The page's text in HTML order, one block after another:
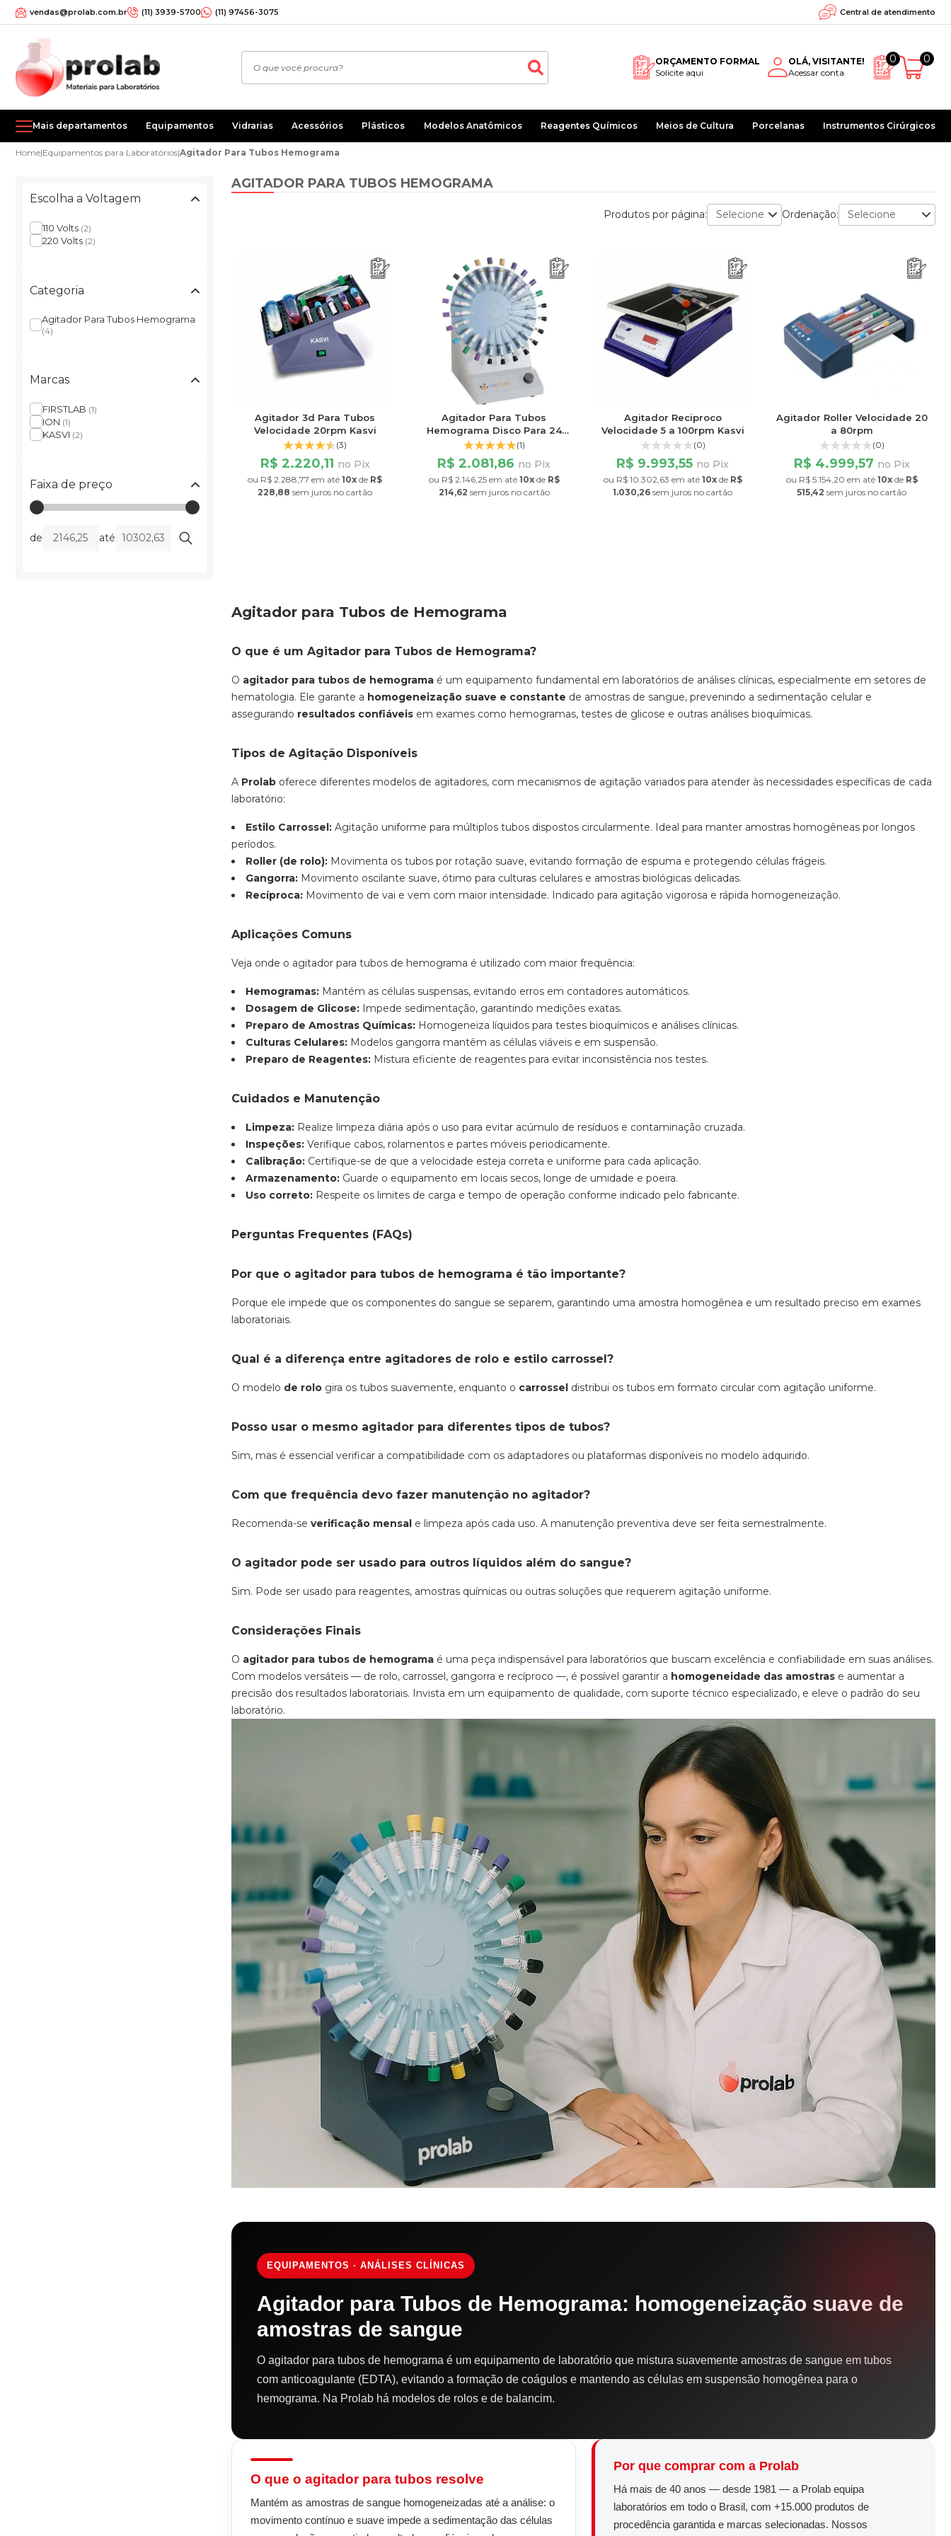
vendas@prolab.com.br (11) 3939-5700 (11) 97456-3075 Central de atendimento
ORÇAMENTO FORMAL
Solicite aqui
OLÁ, VISITANTE!
Acessar conta
0 0
Mais departamentos Equipamentos Vidrarias Acessórios Plásticos Modelos Anatômicos Reagentes Químicos Meios de Cultura Porcelanas Instrumentos Cirúrgicos
Home|Equipamentos para Laboratórios|Agitador Para Tubos Hemograma
Escolha a Voltagem
110 Volts (2)
220 Volts (2)
Categoria
Agitador Para Tubos Hemograma
(4)
Marcas
FIRSTLAB (1)
ION (1)
KASVI (2)
Faixa de preço
de até
AGITADOR PARA TUBOS HEMOGRAMA
Produtos por página: Ordenação:
Agitador 3d Para Tubos
Velocidade 20rpm Kasvi
(3)
R$ 2.220,11 no Pix
ou R$ 2.288,77 em até10x de R$
228,88 sem juros no cartão
Agitador Para Tubos
Hemograma Disco Para 24
Tubos Velocidade 6 a 32rpm
(1)
R$ 2.081,86 no Pix
ou R$ 2.146,25em até 10xde R$
214,62 sem jurosno cartão
Agitador Reciproco
Velocidade 5 a 100rpm Kasvi
(0)
R$ 9.993,55 no Pix
ou R$ 10.302,63 em até 10xde R$
1.030,26 sem juros no cartão
Agitador Roller Velocidade 20
a 80rpm
(0)
R$ 4.999,57 no Pix
ou R$ 5.154,20 em até 10xde R$
515,42 sem juros no cartão
Agitador para Tubos de Hemograma
O que é um Agitador para Tubos de Hemograma?
O agitador para tubos de hemograma é um equipamento fundamental em laboratórios de análises clínicas, especialmente em setores de
hematologia. Ele garante a homogeneização suave e constante de amostras de sangue, prevenindo a sedimentação celular e
assegurando resultados confiáveis em exames como hemogramas, testes de glicose e outras análises bioquímicas.
Tipos de Agitação Disponíveis
A Prolab oferece diferentes modelos de agitadores, com mecanismos de agitação variados para atender às necessidades específicas de cada
laboratório:
Estilo Carrossel: Agitação uniforme para múltiplos tubos dispostos circularmente. Ideal para manter amostras homogêneas por longos
períodos.
Roller (de rolo): Movimenta os tubos por rotação suave, evitando formação de espuma e protegendo células frágeis.
Gangorra: Movimento oscilante suave, ótimo para culturas celulares e amostras biológicas delicadas.
Recíproca: Movimento de vai e vem com maior intensidade. Indicado para agitação vigorosa e rápida homogeneização.
Aplicações Comuns
Veja onde o agitador para tubos de hemograma é utilizado com maior frequência:
Hemogramas: Mantém as células suspensas, evitando erros em contadores automáticos.
Dosagem de Glicose: Impede sedimentação, garantindo medições exatas.
Preparo de Amostras Químicas: Homogeneiza líquidos para testes bioquímicos e análises clínicas.
Culturas Celulares: Modelos gangorra mantêm as células viáveis e em suspensão.
Preparo de Reagentes: Mistura eficiente de reagentes para evitar inconsistência nos testes.
Cuidados e Manutenção
Limpeza: Realize limpeza diária após o uso para evitar acúmulo de resíduos e contaminação cruzada.
Inspeções: Verifique cabos, rolamentos e partes móveis periodicamente.
Calibração: Certifique-se de que a velocidade esteja correta e uniforme para cada aplicação.
Armazenamento: Guarde o equipamento em locais secos, longe de umidade e poeira.
Uso correto: Respeite os limites de carga e tempo de operação conforme indicado pelo fabricante.
Perguntas Frequentes (FAQs)
Por que o agitador para tubos de hemograma é tão importante?
Porque ele impede que os componentes do sangue se separem, garantindo uma amostra homogênea e um resultado preciso em exames
laboratoriais.
Qual é a diferença entre agitadores de rolo e estilo carrossel?
O modelo de rolo gira os tubos suavemente, enquanto o carrossel distribui os tubos em formato circular com agitação uniforme.
Posso usar o mesmo agitador para diferentes tipos de tubos?
Sim, mas é essencial verificar a compatibilidade com os adaptadores ou plataformas disponíveis no modelo adquirido.
Com que frequência devo fazer manutenção no agitador?
Recomenda-se verificação mensal e limpeza após cada uso. A manutenção preventiva deve ser feita semestralmente.
O agitador pode ser usado para outros líquidos além do sangue?
Sim. Pode ser usado para reagentes, amostras químicas ou outras soluções que requerem agitação uniforme.
Considerações Finais
O agitador para tubos de hemograma é uma peça indispensável para laboratórios que buscam excelência e confiabilidade em suas análises.
Com modelos versáteis — de rolo, carrossel, gangorra e recíproco —, é possível garantir a homogeneidade das amostras e aumentar a
precisão dos resultados laboratoriais. Invista em um equipamento de qualidade, com suporte técnico especializado, e eleve o padrão do seu
laboratório.
EQUIPAMENTOS · ANÁLISES CLÍNICAS
Agitador para Tubos de Hemograma: homogeneização suave de
amostras de sangue
O agitador para tubos de hemograma é um equipamento de laboratório que mistura suavemente amostras de sangue em tubos
com anticoagulante (EDTA), evitando a formação de coágulos e mantendo as células em suspensão homogênea para o
hemograma. Na Prolab há modelos de rolos e de balancim.
O que o agitador para tubos resolve
Mantém as amostras de sangue homogeneizadas até a análise: o
movimento contínuo e suave impede a sedimentação das células
Por que comprar com a Prolab
Há mais de 40 anos — desde 1981 — a Prolab equipa
laboratórios em todo o Brasil, com +15.000 produtos de
procedência garantida e marcas selecionadas. Nossos